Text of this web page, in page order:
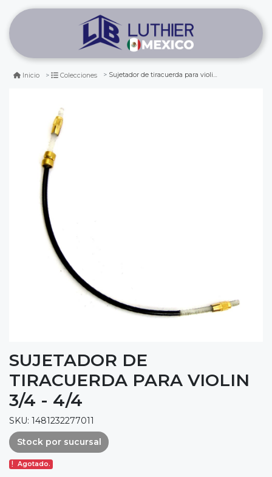
Inicio Colecciones Sujetador de tiracuerda para violin 3/4 - 4/4
SUJETADOR DE
TIRACUERDA PARA VIOLIN
3/4 - 4/4
SKU: 1481232277011
Stock por sucursal
Agotado.